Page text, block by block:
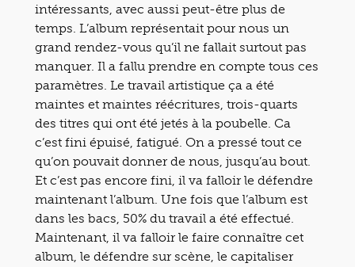
intéressants, avec aussi peut-être plus de
temps. L’album représentait pour nous un
grand rendez-vous qu’il ne fallait surtout pas
manquer. Il a fallu prendre en compte tous ces
paramètres. Le travail artistique ça a été
maintes et maintes réécritures, trois-quarts
des titres qui ont été jetés à la poubelle. Ca
c’est fini épuisé, fatigué. On a pressé tout ce
qu’on pouvait donner de nous, jusqu’au bout.
Et c’est pas encore fini, il va falloir le défendre
maintenant l’album. Une fois que l’album est
dans les bacs, 50% du travail a été effectué.
Maintenant, il va falloir le faire connaître cet
album, le défendre sur scène, le capitaliser